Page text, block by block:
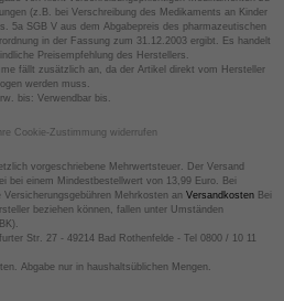
(z.B. bei Verschreibung des Medikaments an Kinder
5a SGB V aus dem Abgabepreis des pharmazeutischen
in der Fassung zum 31.12.2003 ergibt. Es handelt
Preisempfehlung des Herstellers.
fällt zusätzlich an, da der Artikel direkt vom Hersteller
werden muss.
bis: Verwendbar bis.
Cookie-Zustimmung widerrufen
vorgeschriebene Mehrwertsteuer. Der Versand
bei einem Mindestbestellwert von 13,99 Euro. Bei
Mehrkosten an VersandkostenBei
beziehen können, fallen unter Umständen
Str. 27 - 49214 Bad Rothenfelde - Tel 0800 / 10 11
Abgabe nur in haushaltsüblichen Mengen.